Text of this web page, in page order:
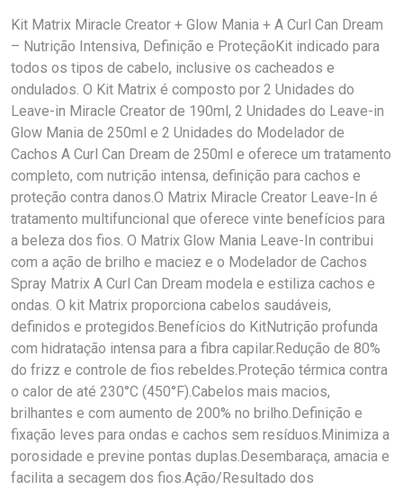
Kit Matrix Miracle Creator + Glow Mania + A Curl Can Dream
– Nutrição Intensiva, Definição e ProteçãoKit indicado para
todos os tipos de cabelo, inclusive os cacheados e
ondulados. O Kit Matrix é composto por 2 Unidades do
Leave-in Miracle Creator de 190ml, 2 Unidades do Leave-in
Glow Mania de 250ml e 2 Unidades do Modelador de
Cachos A Curl Can Dream de 250ml e oferece um tratamento
completo, com nutrição intensa, definição para cachos e
proteção contra danos.O Matrix Miracle Creator Leave-In é
tratamento multifuncional que oferece vinte benefícios para
a beleza dos fios. O Matrix Glow Mania Leave-In contribui
com a ação de brilho e maciez e o Modelador de Cachos
Spray Matrix A Curl Can Dream modela e estiliza cachos e
ondas. O kit Matrix proporciona cabelos saudáveis,
definidos e protegidos.Benefícios do KitNutrição profunda
com hidratação intensa para a fibra capilar.Redução de 80%
do frizz e controle de fios rebeldes.Proteção térmica contra
o calor de até 230°C (450°F).Cabelos mais macios,
brilhantes e com aumento de 200% no brilho.Definição e
fixação leves para ondas e cachos sem resíduos.Minimiza a
porosidade e previne pontas duplas.Desembaraça, amacia e
facilita a secagem dos fios.Ação/Resultado dos